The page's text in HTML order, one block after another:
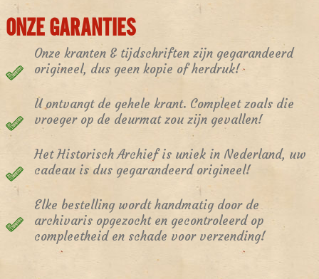
ONZE GARANTIES
Onze kranten & tijdschriften zijn gegarandeerd
origineel, dus geen kopie of herdruk!
U ontvangt de gehele krant. Compleet zoals die
vroeger op de deurmat zou zijn gevallen!
Het Historisch Archief is uniek in Nederland, uw
cadeau is dus gegarandeerd origineel!
Elke bestelling wordt handmatig door de
archivaris opgezocht en gecontroleerd op
compleetheid en schade voor verzending!